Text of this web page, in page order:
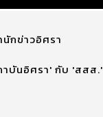
นักข่าวอิศรา
บันอิศรา' กับ 'สสส.'